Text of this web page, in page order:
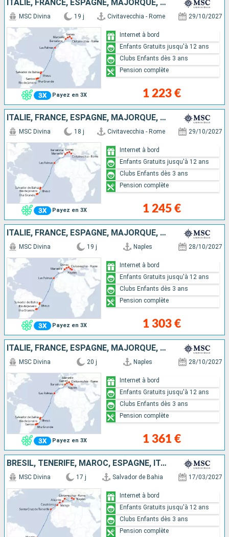
ITALIE, FRANCE, ESPAGNE, MAJORQUE, BRÉSIL
Payez en 3X
MSC Divina 19 j Civitavecchia - Rome 29/10/2027
1 223 €
Internet à bord
Enfants Gratuits jusqu'à 12 ans
Clubs Enfants dès 3 ans
Pension complète
ITALIE, FRANCE, ESPAGNE, MAJORQUE, BRÉSIL
Payez en 3X
MSC Divina 18 j Civitavecchia - Rome 29/10/2027
1 245 €
Internet à bord
Enfants Gratuits jusqu'à 12 ans
Clubs Enfants dès 3 ans
Pension complète
ITALIE, FRANCE, ESPAGNE, MAJORQUE, BRÉSIL
Payez en 3X
MSC Divina 19 j Naples 28/10/2027
1 303 €
Internet à bord
Enfants Gratuits jusqu'à 12 ans
Clubs Enfants dès 3 ans
Pension complète
ITALIE, FRANCE, ESPAGNE, MAJORQUE, BRÉSIL
Payez en 3X
MSC Divina 20 j Naples 28/10/2027
1 361 €
Internet à bord
Enfants Gratuits jusqu'à 12 ans
Clubs Enfants dès 3 ans
Pension complète
BRÉSIL, TENERIFE, MAROC, ESPAGNE, ITALIE
MSC Divina 17 j Salvador de Bahia 17/03/2027
Internet à bord
Enfants Gratuits jusqu'à 12 ans
Clubs Enfants dès 3 ans
Pension complète